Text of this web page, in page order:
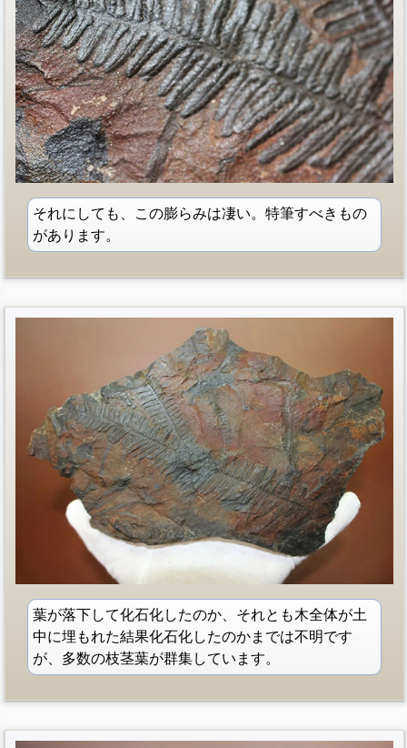
それにしても、この膨らみは凄い。特筆すべきもの
があります。
葉が落下して化石化したのか、それとも木全体が土
中に埋もれた結果化石化したのかまでは不明です
が、多数の枝茎葉が群集しています。